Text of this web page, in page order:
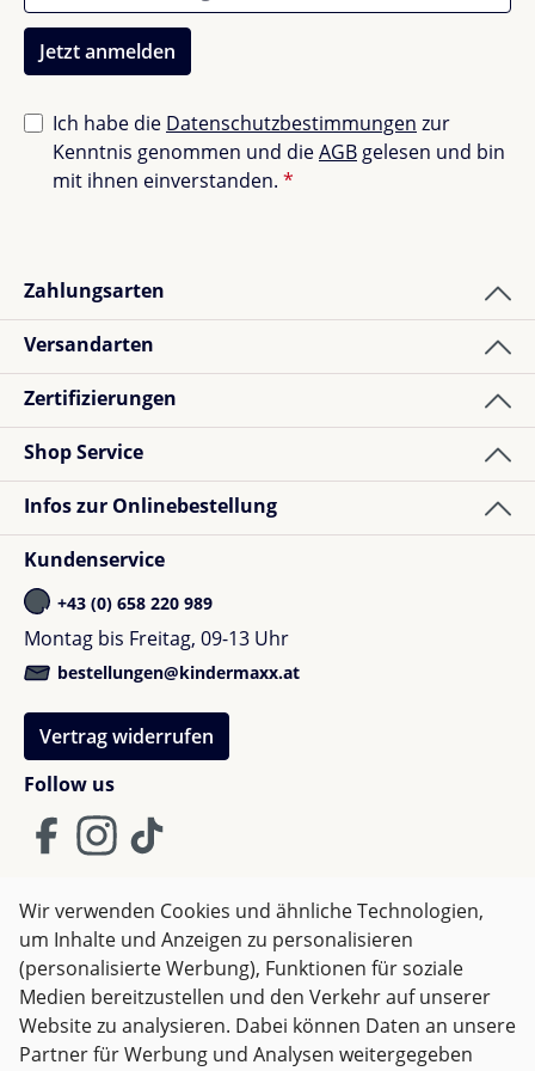
Momente!
Jetzt anmelden
Ich habe die Datenschutzbestimmungen zur
Kenntnis genommen und dieAGB gelesen und bin
mit ihnen einverstanden. *
Zahlungsarten
Versandarten
Zertifizierungen
Follow us
Shop Service
Infos zur Onlinebestellung
Kundenservice
+43 (0) 658 220 989
Montag bis Freitag, 09-13 Uhr
bestellungen@kindermaxx.at
Vertrag widerrufen
AGB Impressum
Datenschutz
Widerrufsrecht
Wir verwenden Cookies und ähnliche Technologien,
um Inhalte und Anzeigen zu personalisieren
(personalisierte Werbung), Funktionen für soziale
Medien bereitzustellen und den Verkehr auf unserer
Website zu analysieren. Dabei können Daten an unsere
Partner für Werbung und Analysen weitergegeben